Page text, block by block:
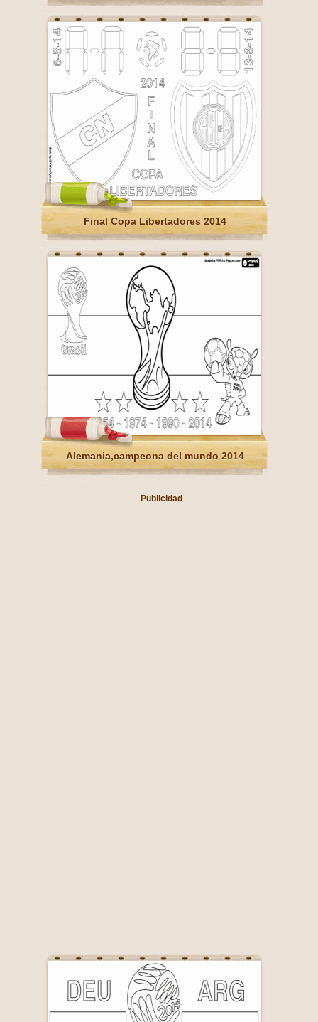
Final Copa Libertadores 2014
Alemania,campeona del mundo 2014
Publicidad